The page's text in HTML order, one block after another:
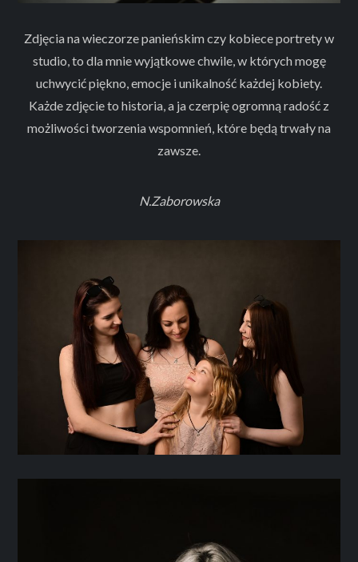
Zdjęcia na wieczorze panieńskim czy kobiece portrety w
studio, to dla mnie wyjątkowe chwile, w których mogę
uchwycić piękno, emocje i unikalność każdej kobiety.
Każde zdjęcie to historia, a ja czerpię ogromną radość z
możliwości tworzenia wspomnień, które będą trwały na
zawsze.
N.Zaborowska